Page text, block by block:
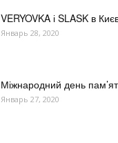
VERYOVKA і SLASK в
Январь 28, 2020
Міжнародний день
Январь 27, 2020